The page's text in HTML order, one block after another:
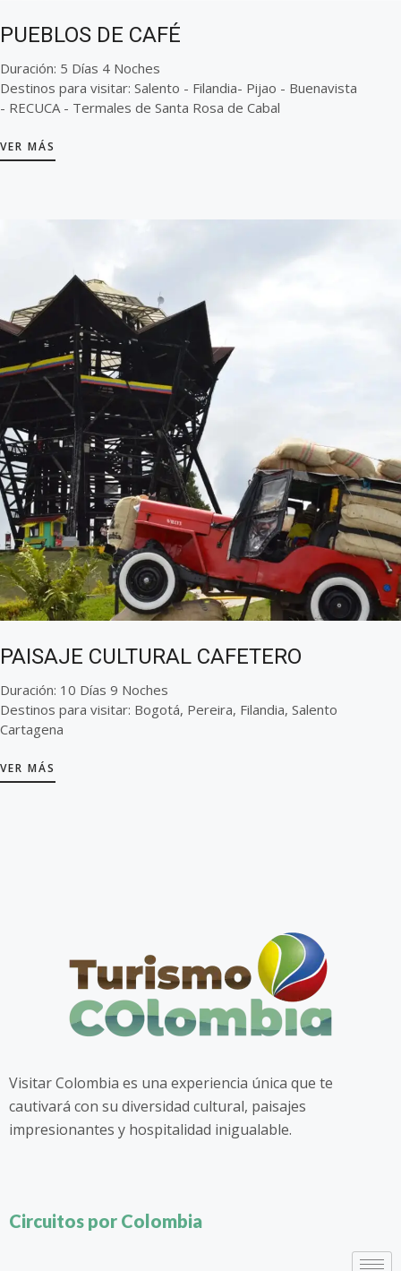
PUEBLOS DE CAFÉ
Duración: 5 Días 4 Noches
Destinos para visitar: Salento - Filandia- Pijao - Buenavista
- RECUCA - Termales de Santa Rosa de Cabal
VER MÁS
PAISAJE CULTURAL CAFETERO
Duración: 10 Días 9 Noches
Destinos para visitar: Bogotá, Pereira, Filandia, Salento
Cartagena
VER MÁS
Visitar Colombia es una experiencia única que te
cautivará con su diversidad cultural, paisajes
impresionantes y hospitalidad inigualable.
Circuitos por Colombia